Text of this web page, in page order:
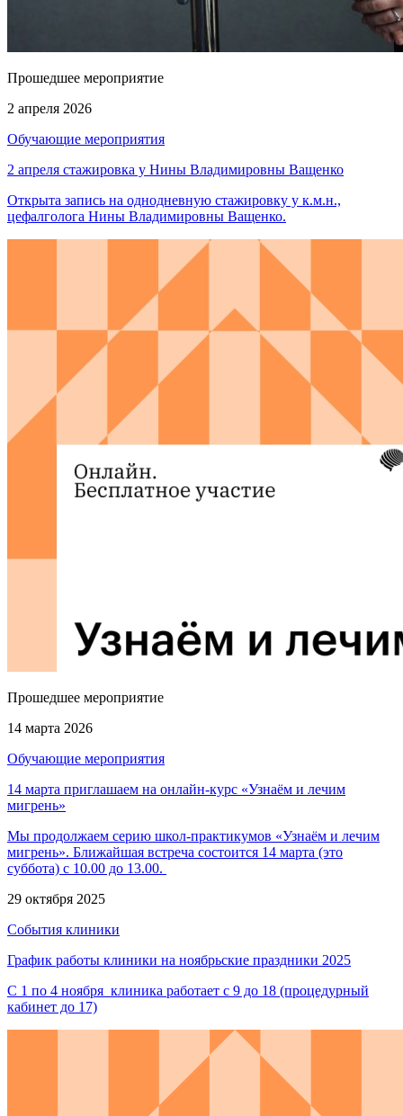
Прошедшее мероприятие
2 апреля 2026
Обучающие мероприятия
2 апреля стажировка у Нины Владимировны Ващенко
Открыта запись на однодневную стажировку у к.м.н.,
цефалголога Нины Владимировны Ващенко.
Прошедшее мероприятие
14 марта 2026
Обучающие мероприятия
14 марта приглашаем на онлайн-курс «Узнаём и лечим
мигрень»
Мы продолжаем серию школ-практикумов «Узнаём и лечим
мигрень». Ближайшая встреча состоится 14 марта (это
суббота) с 10.00 до 13.00.
29 октября 2025
События клиники
График работы клиники на ноябрьские праздники 2025
С 1 по 4 ноября клиника работает с 9 до 18 (процедурный
кабинет до 17)